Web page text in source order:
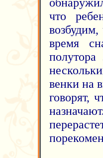
что
время
венки на
говорят,